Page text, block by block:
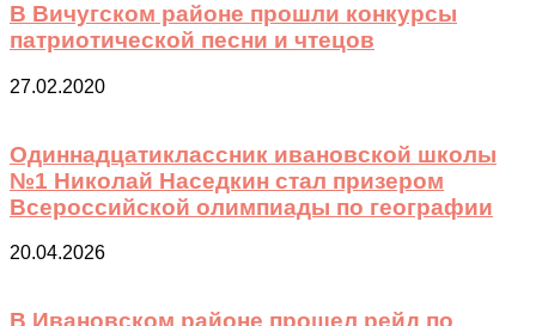
В Вичугском районе прошли конкурсы
патриотической песни и чтецов
27.02.2020
Одиннадцатиклассник ивановской школы
№1 Николай Наседкин стал призером
Всероссийской олимпиады по географии
20.04.2026
В Ивановском районе прошел рейд по